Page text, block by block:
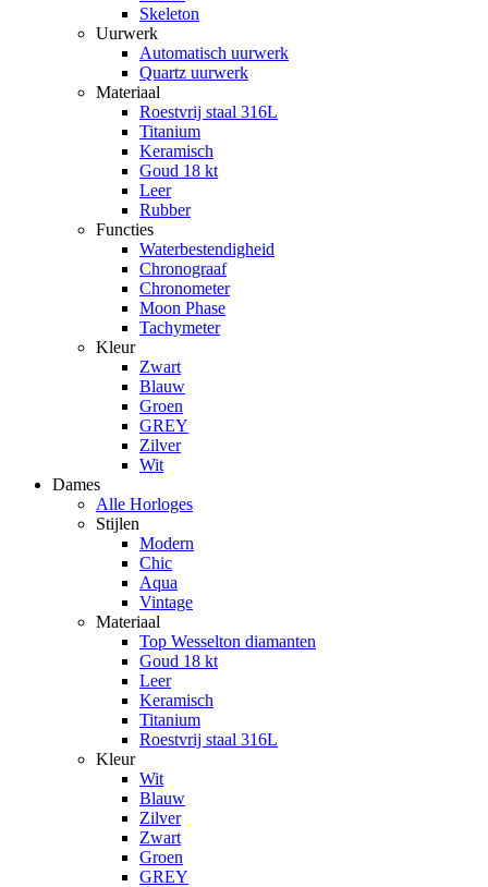
Skeleton
Uurwerk
Automatisch uurwerk
Quartz uurwerk
Materiaal
Roestvrij staal 316L
Titanium
Keramisch
Goud 18 kt
Leer
Rubber
Functies
Waterbestendigheid
Chronograaf
Chronometer
Moon Phase
Tachymeter
Kleur
Zwart
Blauw
Groen
GREY
Zilver
Wit
Dames
Alle Horloges
Stijlen
Modern
Chic
Aqua
Vintage
Materiaal
Top Wesselton diamanten
Goud 18 kt
Leer
Keramisch
Titanium
Roestvrij staal 316L
Kleur
Wit
Blauw
Zilver
Zwart
Groen
GREY